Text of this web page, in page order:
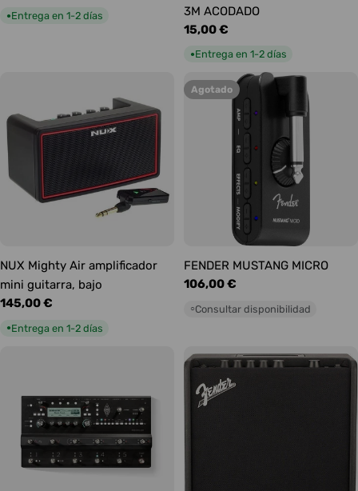
habitual
●Entrega en 1-2 días
3M ACODADO
Precio
habitual
15,00 €
●Entrega en 1-2 días
NUX Mighty Air amplificador
mini guitarra, bajo
Precio
145,00 €
●Entrega en 1-2 días
Agotado
FENDER MUSTANG MICRO
Precio
106,00 €
○Consultar disponibilidad